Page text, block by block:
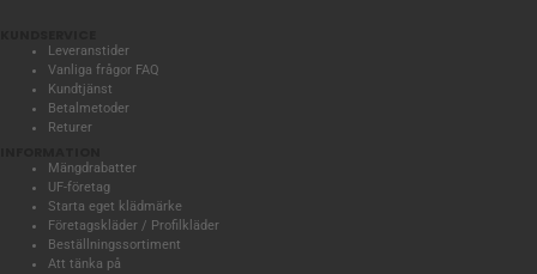
Leveranstider
Vanliga frågor FAQ
Kundtjänst
Betalmetoder
Returer
Mängdrabatter
UF-företag
Starta eget klädmärke
Företagskläder / Profilkläder
Beställningssortiment
Att tänka på